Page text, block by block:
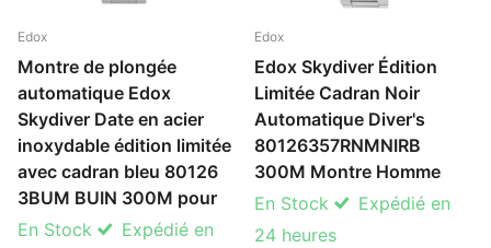
Edox
Montre de plongée
automatique Edox
Skydiver Date en acier
inoxydable édition limitée
avec cadran bleu 80126
3BUM BUIN 300M pour
En Stock
Expédié en
Edox
Edox Skydiver Édition
Limitée Cadran Noir
Automatique Diver's
80126357RNMNIRB
300M Montre Homme
En Stock
Expédié en
24 heures